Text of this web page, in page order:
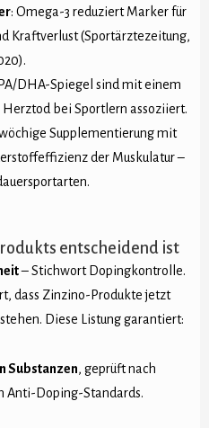
: Omega-3 reduziert Marker für
Kraftverlust (Sportärztezeitung,
DHA-Spiegel sind mit einem
bei Sportlern assoziiert.
Supplementierung mit
der Muskulatur –
entscheidend ist
– Stichwort Dopingkontrolle.
dass Zinzino-Produkte jetzt
stehen. Diese Listung garantiert:
Substanzen, geprüft nach
Anti-Doping-Standards.